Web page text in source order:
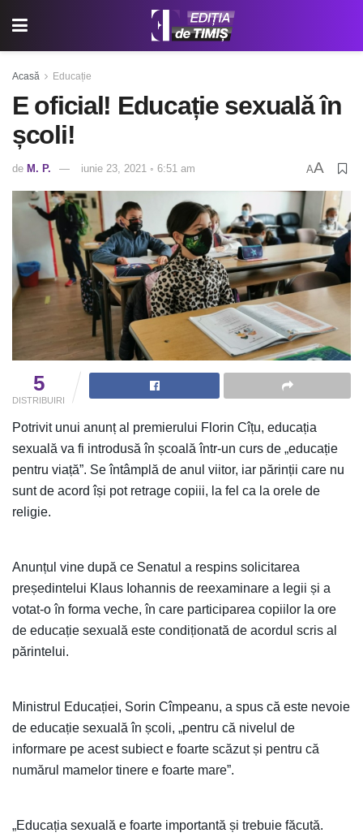
Acasă Educație
E oficial! Educație sexuală în
școli!
de M. P. iunie 23, 2021 ◦ 6:51 am AA
5
DISTRIBUIRI
Potrivit unui anunț al premierului Florin Cîțu, educația
sexuală va fi introdusă în școală într-un curs de „educație
pentru viață”. Se întâmplă de anul viitor, iar părinții care nu
sunt de acord își pot retrage copiii, la fel ca la orele de
religie.
Anunțul vine după ce Senatul a respins solicitarea
președintelui Klaus Iohannis de reexaminare a legii și a
votat-o în forma veche, în care participarea copiilor la ore
de educație sexuală este condiționată de acordul scris al
părintelui.
Ministrul Educației, Sorin Cîmpeanu, a spus că este nevoie
de educație sexuală în școli, „pentru că nivelul de
informare pe acest subiect e foarte scăzut și pentru că
numărul mamelor tinere e foarte mare”.
„Educația sexuală e foarte importantă și trebuie făcută.